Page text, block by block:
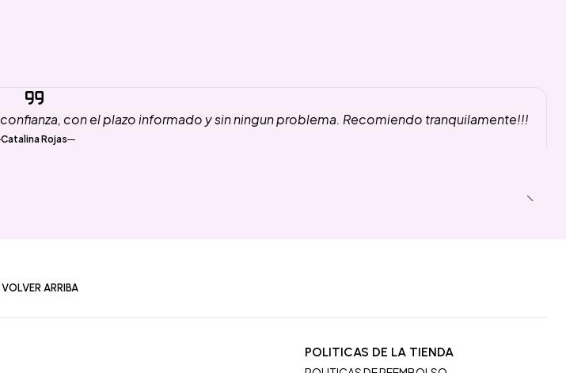
con el plazo informado y sin ningun problema. Recomiendo tranquilamente!!!
Catalina Rojas
VOLVER ARRIBA
POLITICAS DE LA TIENDA